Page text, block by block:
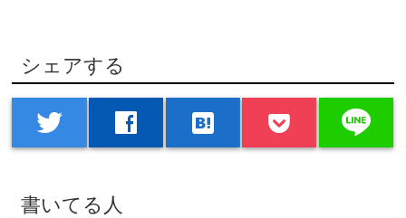
シェアする
twitter facebook hatenabookmark line
書いてる人